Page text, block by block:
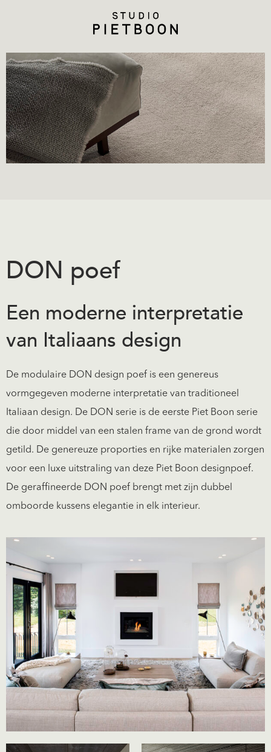
DON poef
Een moderne interpretatie
van Italiaans design
De modulaire DON design poef is een genereus
vormgegeven moderne interpretatie van traditioneel
Italiaan design. De DON serie is de eerste Piet Boon serie
die door middel van een stalen frame van de grond wordt
getild. De genereuze proporties en rijke materialen zorgen
voor een luxe uitstraling van deze Piet Boon designpoef.
De geraffineerde DON poef brengt met zijn dubbel
omboorde kussens elegantie in elk interieur.